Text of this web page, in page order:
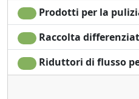
Prodotti per la
Raccolta
Riduttori di flusso